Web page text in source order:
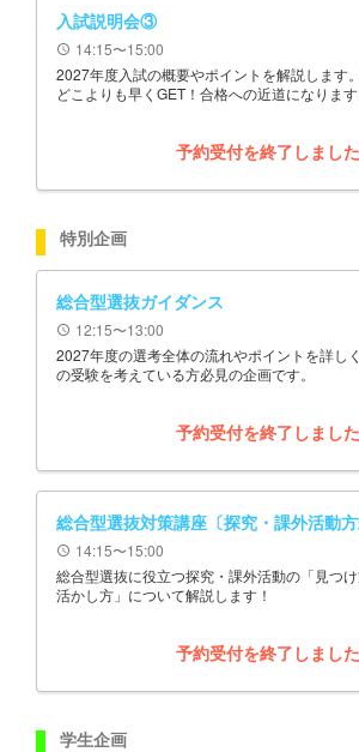
入試説明会③
schedule 14:15〜15:00
2027年度入試の概要やポイントを解説します
どこよりも早くGET！合格への近道になります
予約受付を終了しました
特別企画
総合型選抜ガイダンス
schedule 12:15〜13:00
2027年度の選考全体の流れやポイントを詳し
の受験を考えている方必見の企画です。
予約受付を終了しました
総合型選抜対策講座〔探究・課外活動方
schedule 14:15〜15:00
総合型選抜に役立つ探究・課外活動の「見つ
活かし方」について解説します！
予約受付を終了しました
学生企画